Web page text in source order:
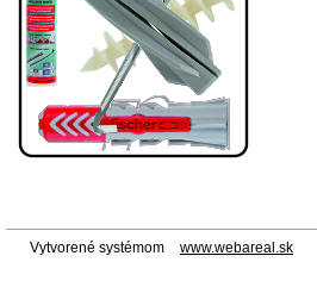
Vytvorené systémom www.webareal.sk